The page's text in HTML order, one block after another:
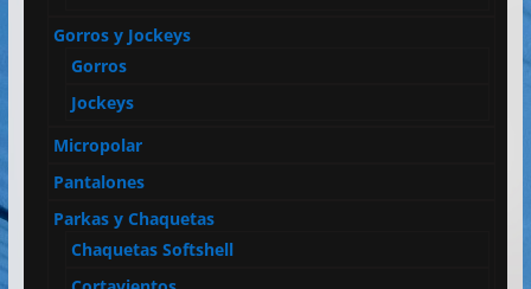
Gorros y Jockeys
Gorros
Jockeys
Micropolar
Pantalones
Parkas y Chaquetas
Chaquetas Softshell